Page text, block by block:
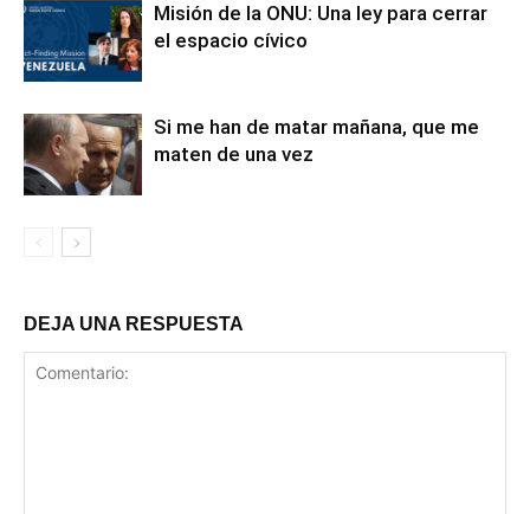
Misión de la ONU: Una ley para cerrar
el espacio cívico
Si me han de matar mañana, que me
maten de una vez
DEJA UNA RESPUESTA